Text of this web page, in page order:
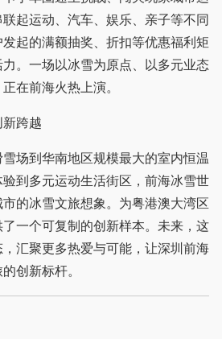
起运动、汽车、娱乐、亲子等不同
起的满额抽奖、折扣等优惠福利矩
。一场以冰雪为原点、以多元业态
在前海火热上演。
跨越
到华南地区规模最大的室内恒温
到多元运动生活街区，前海冰雪世
的冰雪文旅想象。为粤港澳大湾区
一个可复制的创新样本。未来，这
汇聚更多热爱与可能，让深圳前海
创新标杆。